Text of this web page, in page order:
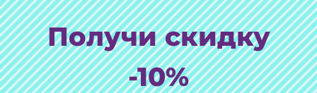
Получи скидку
-10%